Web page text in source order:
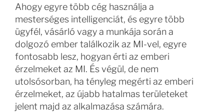
Ahogy egyre több cég használja a
mesterséges intelligenciát, és egyre több
ügyfél, vásárló vagy a munkája során a
dolgozó ember találkozik az MI-vel, egyre
fontosabb lesz, hogyan érti az emberi
érzelmeket az MI. És végül, de nem
utolsósorban, ha tényleg megérti az emberi
érzelmeket, az újabb hatalmas területeket
jelent majd az alkalmazása számára.